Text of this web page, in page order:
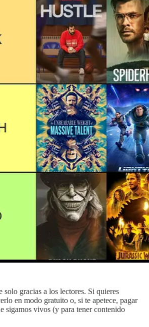
solo gracias a los lectores. Si quieres
en modo gratuito o, si te apetece, pagar
sigamos vivos (y para tener contenido